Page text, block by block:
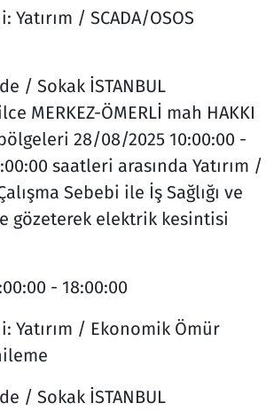
Yatırım / SCADA/OSOS
/ Sokak İSTANBUL
MERKEZ-ÖMERLİ mah HAKKI
bölgeleri 28/08/2025 10:00:00 -
saatleri arasında Yatırım /
Sebebi ile İş Sağlığı ve
gözeterek elektrik kesintisi
- 18:00:00
Yatırım / Ekonomik Ömür
/ Sokak İSTANBUL